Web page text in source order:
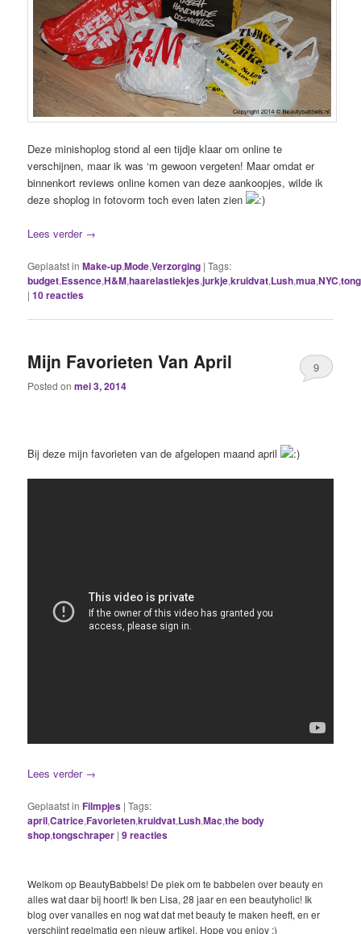
Deze minishoplog stond al een tijdje klaar om online te
verschijnen, maar ik was ‘m gewoon vergeten! Maar omdat er
binnenkort reviews online komen van deze aankoopjes, wilde ik
deze shoplog in fotovorm toch even laten zien
Lees verder →
Geplaatst in Make-up,Mode,Verzorging |Tags:
budget,Essence,H&M,haarelastiekjes,jurkje,kruidvat,Lush,mua,NYC,
|10reacties
Mijn Favorieten Van April
Posted onmei 3, 2014
9
Bij deze mijn favorieten van de afgelopen maand april
Lees verder →
Geplaatst in Filmpjes |Tags:
april,Catrice,Favorieten,kruidvat,Lush,Mac,the body
shop,tongschraper |9reacties
Welkom op BeautyBabbels! De plek om te babbelen over beauty en
alles wat daar bij hoort! Ik ben Lisa, 28 jaar en een beautyholic! Ik
blog over vanalles en nog wat dat met beauty te maken heeft, en er
verschijnt regelmatig een nieuw artikel. Hope you enjoy :)